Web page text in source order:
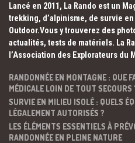
Lancé en 2011, La Rando est un
trekking, d’alpinisme, de survie
Outdoor.Vous y trouverez des
actualités, tests de matériels. La
l’Association des Explorateurs du
RANDONNÉE EN MONTAGNE : QUE
MÉDICALE LOIN DE TOUT SECOURS
SURVIE EN MILIEU ISOLÉ : QUELS
LÉGALEMENT AUTORISÉS ?
LES ÉLÉMENTS ESSENTIELS À
RANDONNÉE EN PLEINE NATURE